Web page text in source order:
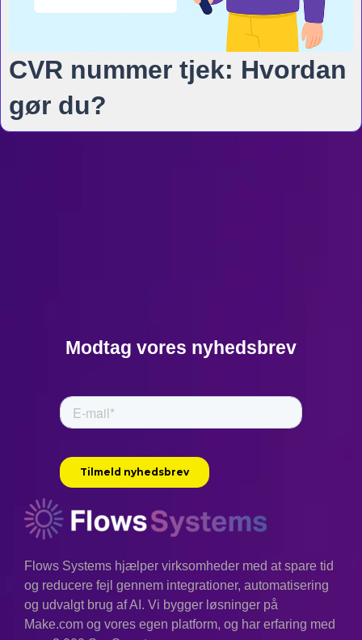
CVR nummer tjek: Hvordan
gør du?
Modtag vores nyhedsbrev
Flows Systems hjælper virksomheder med at spare tid
og reducere fejl gennem integrationer, automatisering
og udvalgt brug af AI. Vi bygger løsninger på
Make.com og vores egen platform, og har erfaring med